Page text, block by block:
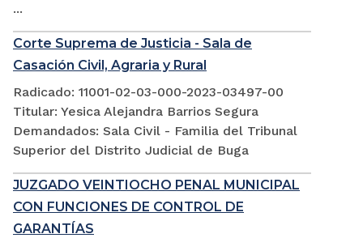
...
Corte Suprema de Justicia - Sala de
Casación Civil, Agraria y Rural
Radicado: 11001-02-03-000-2023-03497-00
Titular: Yesica Alejandra Barrios Segura
Demandados: Sala Civil - Familia del Tribunal
Superior del Distrito Judicial de Buga
JUZGADO VEINTIOCHO PENAL MUNICIPAL
CON FUNCIONES DE CONTROL DE
GARANTÍAS